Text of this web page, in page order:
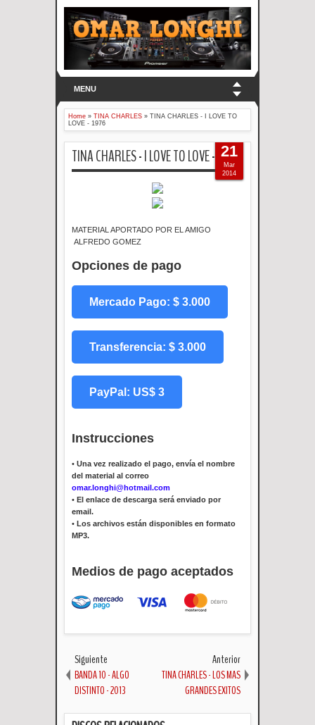
MENU
Home » TINA CHARLES » TINA CHARLES - I LOVE TO
LOVE - 1976
TINA CHARLES - I LOVE TO LOVE - 1976
MATERIAL APORTADO POR EL AMIGO
ALFREDO GOMEZ
Opciones de pago
Mercado Pago: $ 3.000
Transferencia: $ 3.000
PayPal: US$ 3
Instrucciones
• Una vez realizado el pago, envía el nombre
del material al correo
omar.longhi@hotmail.com
• El enlace de descarga será enviado por
email.
• Los archivos están disponibles en formato
MP3.
Medios de pago aceptados
21
Mar
2014
Siguiente
BANDA 10 - ALGO
DISTINTO - 2013
Anterior
TINA CHARLES - LOS MAS
GRANDES EXITOS